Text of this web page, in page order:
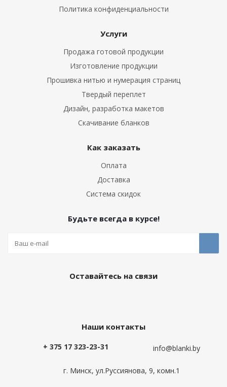
Политика конфиденциальности
Услуги
Продажа готовой продукции
Изготовление продукции
Прошивка нитью и нумерация страниц
Твердый переплет
Дизайн, разработка макетов
Скачивание бланков
Как заказать
Оплата
Доставка
Система скидок
Будьте всегда в курсе!
Оставайтесь на связи
Наши контакты
+ 375 17 323-23-31 info@blanki.by
г. Минск, ул.Руссиянова, 9, комн.1